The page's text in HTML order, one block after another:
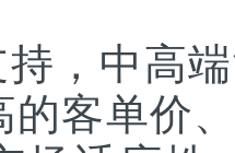
持，中高
的客单价